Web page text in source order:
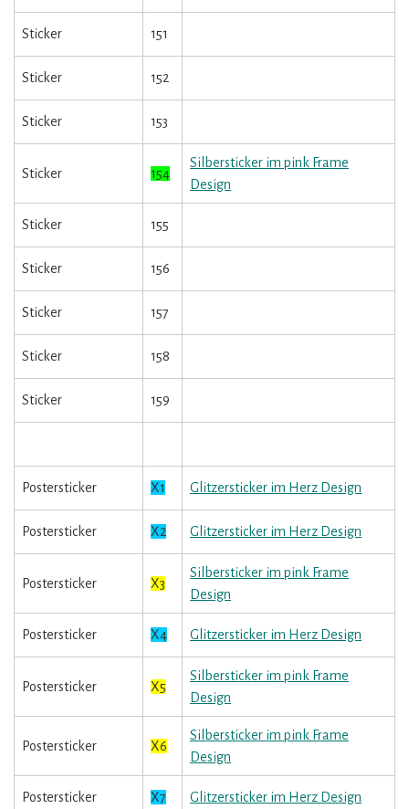
Sticker 151
Sticker 152
Sticker 153
Sticker 154
Silbersticker im pink Frame
Design
Sticker 155
Sticker 156
Sticker 157
Sticker 158
Sticker 159
Postersticker X1 Glitzersticker im Herz Design
Postersticker X2 Glitzersticker im Herz Design
Postersticker X3
Silbersticker im pink Frame
Design
Postersticker X4 Glitzersticker im Herz Design
Postersticker X5
Silbersticker im pink Frame
Design
Postersticker X6
Silbersticker im pink Frame
Design
Postersticker X7 Glitzersticker im Herz Design